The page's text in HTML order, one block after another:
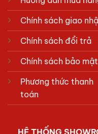
Chính sách giao
Chính sách đổi trả
Chính sách bảo mật
Phương thức thanh
toán
HỆ THỐNG